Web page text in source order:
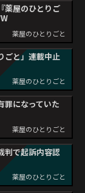
薬屋のひとりご
薬屋のひとりごと
ごと」連載中止
薬屋のひとりごと
罪になっていた
薬屋のひとりごと
判で起訴内容認
薬屋のひとりごと